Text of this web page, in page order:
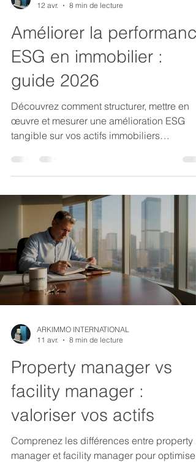
12 avr.
8 min de lecture
Améliorer la performance
ESG en immobilier :
guide 2026
Découvrez comment structurer, mettre en
œuvre et mesurer une amélioration ESG
tangible sur vos actifs immobiliers
méthodologique complet.
ARKIMMO INTERNATIONAL
11 avr.
8 min de lecture
Property manager vs
facility manager :
valoriser vos actifs
Comprenez les différences entre property
manager et facility manager pour optimiser